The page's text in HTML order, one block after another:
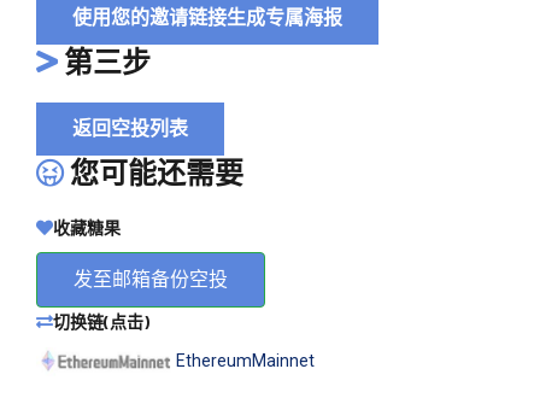
使用您的邀请链接生成专属海报
第三步
返回空投列表
您可能还需要
收藏糖果
发至邮箱备份空投
切换链(点击)
EthereumMainnet